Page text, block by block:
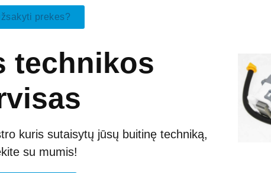
prekes?
technikos
kuris sutaisytų jūsų buitinę techniką,
su mumis!